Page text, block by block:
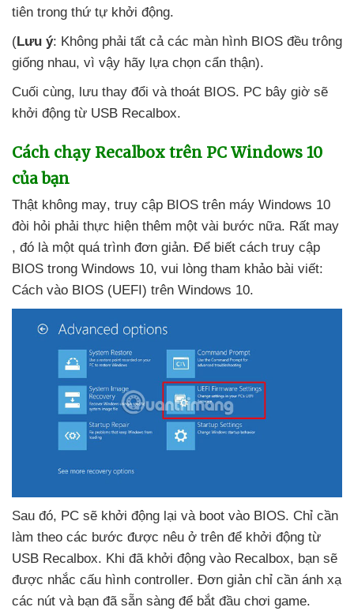
tiên trong thứ tự khởi động.
(Lưu ý: Không phải tất cả các màn hình BIOS đều trông
giống nhau, vì vậy hãy lựa chọn cẩn thận).
Cuối cùng, lưu thay đổi và thoát BIOS. PC bây giờ sẽ
khởi động từ USB Recalbox.
Cách chạy Recalbox trên PC Windows 10
của bạn
Thật không may, truy cập BIOS trên máy Windows 10
đòi hỏi phải thực hiện thêm một vài bước nữa. Rất may
, đó là một quá trình đơn giản. Để biết cách truy cập
BIOS trong Windows 10, vui lòng tham khảo bài viết:
Cách vào BIOS (UEFI) trên Windows 10.
Sau đó, PC sẽ khởi động lại và boot vào BIOS. Chỉ cần
làm theo các bước được nêu ở trên để khởi động từ
USB Recalbox. Khi đã khởi động vào Recalbox, bạn sẽ
được nhắc cấu hình controller. Đơn giản chỉ cần ánh xạ
các nút và bạn đã sẵn sàng để bắt đầu chơi game.